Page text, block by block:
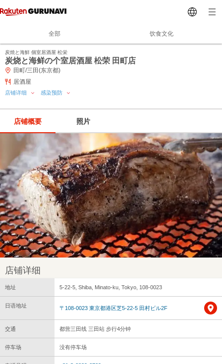
全部 饮食文化
炭焼と海鮮 個室居酒屋 松栄
炭烧と海鲜の个室居酒屋 松荣 田町店
田町/三田(东京都)
居酒屋
店铺详细 感染预防
店铺概要 照片
店铺详细
地址 5-22-5, Shiba, Minato-ku, Tokyo, 108-0023
日语地址 〒108-0023 東京都港区芝5-22-5 田村ビル2F
交通 都营三田线 三田站 步行4分钟
停车场 没有停车场